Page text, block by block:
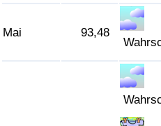
Mai 93,48
Verkehrs-Index (aktuell)
Verkehrs-Index nach Land